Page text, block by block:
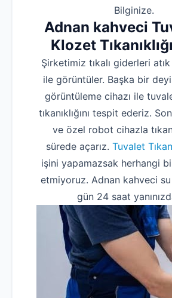
Bilginize.
Adnan kahveci
Klozet
Şirketimiz tıkalı giderleri
ile görüntüler. Başka bir
görüntüleme cihazı ile
tıkanıklığını tespit ederiz.
ve özel robot cihazla
sürede açarız. Tuvalet
işini yapamazsak herhangi
etmiyoruz. Adnan kahveci su
gün 24 saat